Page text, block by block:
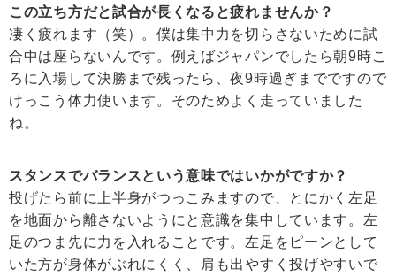
この立ち方だと試合が長くなると疲れませんか？
凄く疲れます（笑）。僕は集中力を切らさないために試
合中は座らないんです。例えばジャパンでしたら朝9時こ
ろに入場して決勝まで残ったら、夜9時過ぎまでですので
けっこう体力使います。そのためよく走っていました
ね。
スタンスでバランスという意味ではいかがですか？
投げたら前に上半身がつっこみますので、とにかく左足
を地面から離さないようにと意識を集中しています。左
足のつま先に力を入れることです。左足をピーンとして
いた方が身体がぶれにくく、肩も出やすく投げやすいで